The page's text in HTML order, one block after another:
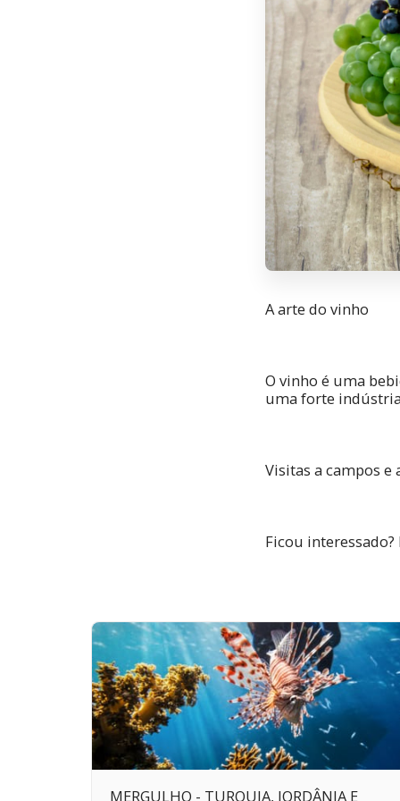
A arte do vinho
O vinho é uma
uma forte
Visitas a campos
Ficou
MERGULHO - TURQUIA, JORDÂNIA E